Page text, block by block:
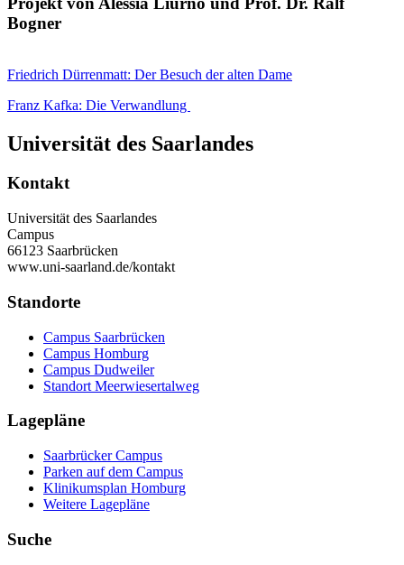
Bogner
Friedrich Dürrenmatt: Der Besuch der alten Dame
Franz Kafka: Die Verwandlung
Universität des Saarlandes
Kontakt
Universität des Saarlandes
Campus
66123 Saarbrücken
www.uni-saarland.de/kontakt
Standorte
Campus Saarbrücken
Campus Homburg
Campus Dudweiler
Standort Meerwiesertalweg
Lagepläne
Saarbrücker Campus
Parken auf dem Campus
Klinikumsplan Homburg
Weitere Lagepläne
Suche